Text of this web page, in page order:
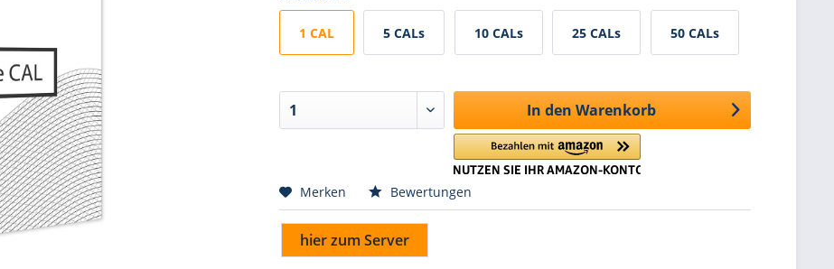
1 CAL 5 CALs 10 CALs 25 CALs 50 CALs
In den Warenkorb
Merken Bewertungen
hier zum Server